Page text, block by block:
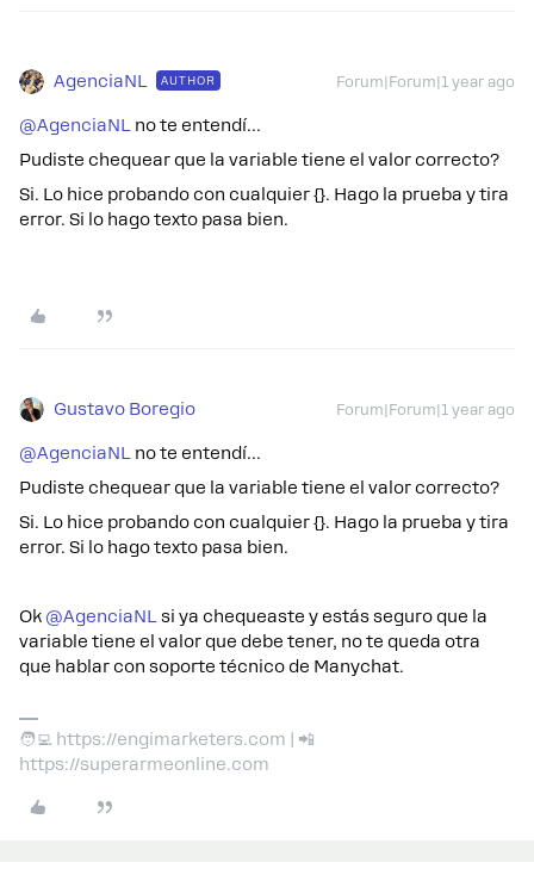
AgenciaNL AUTHOR Forum|Forum|1 year ago
@AgenciaNL
no te entendí…
Pudiste chequear que la variable tiene el valor correcto?
Si. Lo hice probando con cualquier {}. Hago la prueba y tira
error. Si lo hago texto pasa bien.
Gustavo Boregio Forum|Forum|1 year ago
@AgenciaNL
no te entendí…
Pudiste chequear que la variable tiene el valor correcto?
Si. Lo hice probando con cualquier {}. Hago la prueba y tira
error. Si lo hago texto pasa bien.
Ok ​ @AgenciaNL si ya chequeaste y estás seguro que la
variable tiene el valor que debe tener, no te queda otra
que hablar con soporte técnico de Manychat.
🧑‍💻 https://engimarketers.com | 📲
https://superarmeonline.com